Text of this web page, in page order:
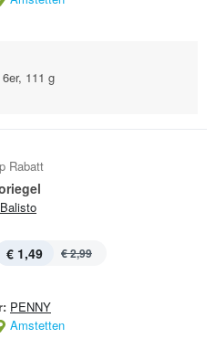
111 g
Rabatt
Balisto
€ 1,49 € 2,99
PENNY
Amstetten